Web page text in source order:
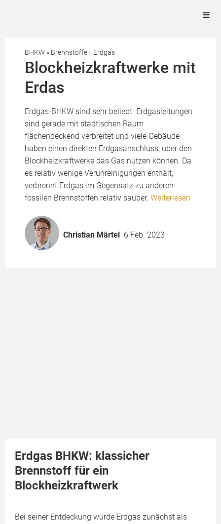
BHKW » Brennstoffe » Erdgas
Blockheizkraftwerke mit
Erdas
Erdgas-BHKW sind sehr beliebt. Erdgasleitungen
sind gerade mit städtischen Raum
flächendeckend verbreitet und viele Gebäude
haben einen direkten Erdgasanschluss, über den
Blockheizkraftwerke das Gas nutzen können. Da
es relativ wenige Verunreinigungen enthält,
verbrennt Erdgas im Gegensatz zu anderen
fossilen Brennstoffen relativ sauber. Weiterlesen
Christian Märtel 6 Feb. 2023
Erdgas BHKW: klassicher
Brennstoff für ein
Blockheizkraftwerk
Bei seiner Entdeckung wurde Erdgas zunächst als